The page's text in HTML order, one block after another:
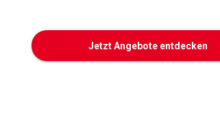
Jetzt Angebote entdecken